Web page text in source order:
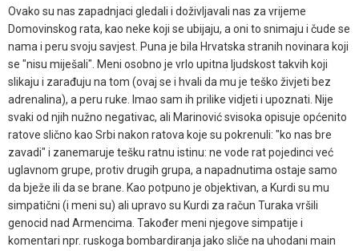
Ovako su nas zapadnjaci gledali i doživljavali nas za vrijeme
Domovinskog rata, kao neke koji se ubijaju, a oni to snimaju i čude se
nama i peru svoju savjest. Puna je bila Hrvatska stranih novinara koji
se "nisu miješali". Meni osobno je vrlo upitna ljudskost takvih koji
slikaju i zarađuju na tom (ovaj se i hvali da mu je teško živjeti bez
adrenalina), a peru ruke. Imao sam ih prilike vidjeti i upoznati. Nije
svaki od njih nužno negativac, ali Marinović svisoka opisuje općenito
ratove slično kao Srbi nakon ratova koje su pokrenuli: "ko nas bre
zavadi" i zanemaruje tešku ratnu istinu: ne vode rat pojedinci već
uglavnom grupe, protiv drugih grupa, a napadnutima ostaje samo
da bježe ili da se brane. Kao potpuno je objektivan, a Kurdi su mu
simpatični (i meni su) ali upravo su Kurdi za račun Turaka vršili
genocid nad Armencima. Također meni njegove simpatije i
komentari npr. ruskoga bombardiranja jako sliče na uhodani main